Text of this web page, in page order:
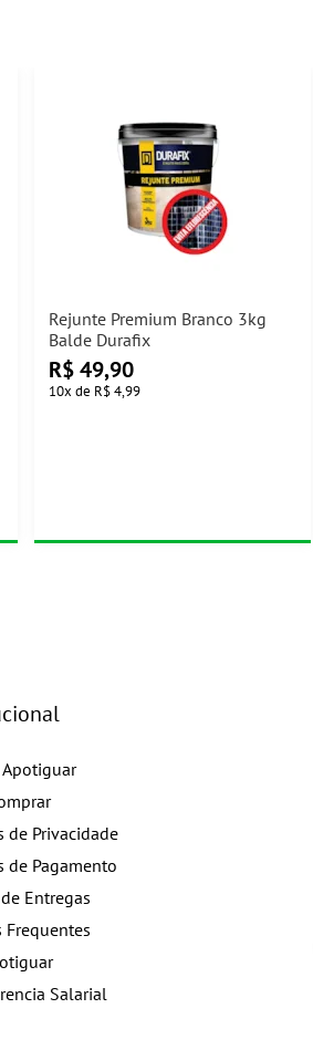
Rejunte Premium Branco 3kg
Balde Durafix
R$ 49,90
10x de R$ 4,99
Apotiguar
de Privacidade
de Pagamento
Entregas
Frequentes
Salarial